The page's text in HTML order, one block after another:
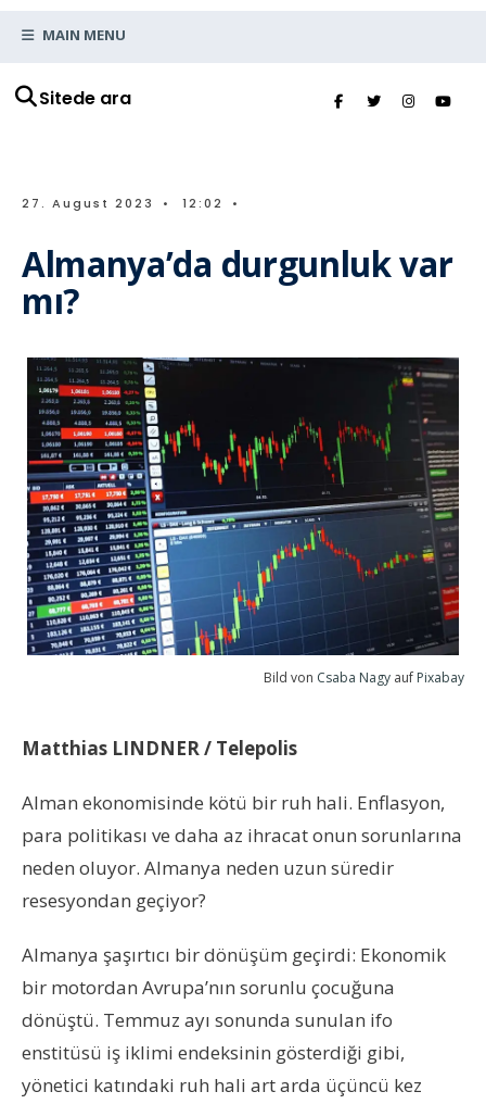
Sitede ara
MAIN MENU
27. August 2023 • 12:02 •
Almanya’da durgunluk var
mı?
Bild von Csaba Nagy auf Pixabay
Matthias LINDNER / Telepolis
Alman ekonomisinde kötü bir ruh hali. Enflasyon,
para politikası ve daha az ihracat onun sorunlarına
neden oluyor. Almanya neden uzun süredir
resesyondan geçiyor?
Almanya şaşırtıcı bir dönüşüm geçirdi: Ekonomik
bir motordan Avrupa’nın sorunlu çocuğuna
dönüştü. Temmuz ayı sonunda sunulan ifo
enstitüsü iş iklimi endeksinin gösterdiği gibi,
yönetici katındaki ruh hali art arda üçüncü kez